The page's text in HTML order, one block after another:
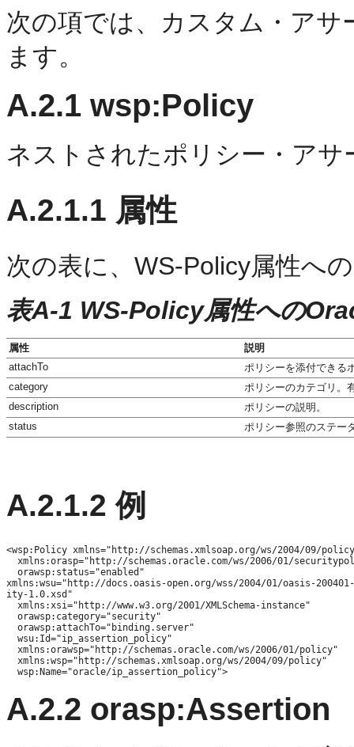
次の項では、カスタム・ア
ます。
A.2.1 wsp:Policy
ネストされたポリシー・ア
A.2.1.1 属性
次の表に、WS-Policy属性へ
表A-1 WS-Policy属性への
属性
説明
attachTo
ポリシーを添付できる
category
ポリシーのカテゴリ。
description
ポリシーの説明。
status
ポリシー参照のステー
A.2.1.2 例
<wsp:Policy xmlns="http://schemas.xmlsoap.org/ws/2004/09/
xmlns:orasp="http://schemas.oracle.com/ws/2006/01/
  orawsp:status="enabled"
xmlns:wsu="http://docs.oasis-open.org/wss/2004/01/oasis-
ity-1.0.xsd"
  xmlns:xsi="http://www.w3.org/2001/XMLSchema-instance"
  orawsp:category="security"
  orawsp:attachTo="binding.server"
  wsu:Id="ip_assertion_policy"
  xmlns:orawsp="http://schemas.oracle.com/ws/2006/01/policy"
  xmlns:wsp="http://schemas.xmlsoap.org/ws/2004/09/policy"
A.2.2 orasp:Assertion